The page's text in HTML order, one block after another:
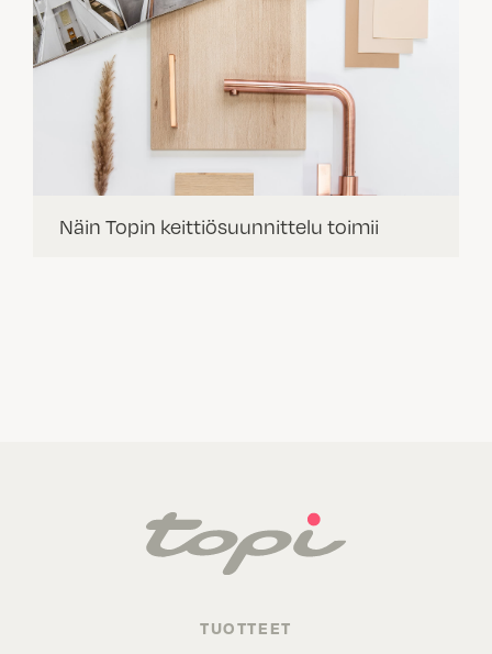
Näin Topin keittiösuunnittelu toimii
TUOTTEET